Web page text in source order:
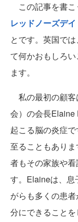
この記事を書こ
レッドノーズデイ
とです。英国で
て何かおもしろ
ます。
私の最初の顧客
会）の会長
起こる脳の炎症
至ることもあり
者もその家族や
す。Elaineは、息
がらも多くの患
分にできること